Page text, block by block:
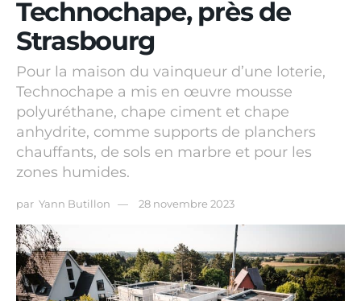
Technochape, près de
Strasbourg
Pour la maison du vainqueur d’une loterie,
Technochape a mis en œuvre mousse
polyuréthane, chape ciment et chape
anhydrite, comme supports de planchers
chauffants, de sols en marbre et pour les
zones humides.
par Yann Butillon 28 novembre 2023